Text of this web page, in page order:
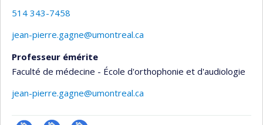
514 343-7458
jean-pierre.gagne@umontreal.ca
Professeur émérite
Faculté de médecine - École d'orthophonie et d'audiologie
jean-pierre.gagne@umontreal.ca